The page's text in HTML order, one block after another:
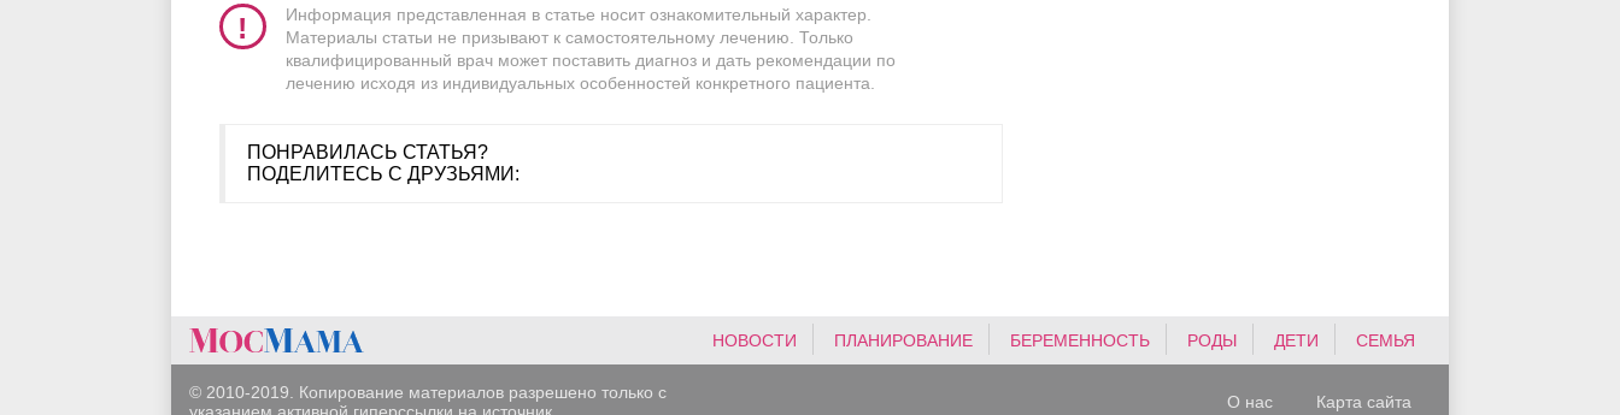
Информация представленная в статье носит ознакомительный характер.
Материалы статьи не призывают к самостоятельному лечению. Только
квалифицированный врач может поставить диагноз и дать рекомендации по
лечению исходя из индивидуальных особенностей конкретного пациента.
ПОНРАВИЛАСЬ СТАТЬЯ?
ПОДЕЛИТЕСЬ С ДРУЗЬЯМИ:
НОВОСТИ ПЛАНИРОВАНИЕ БЕРЕМЕННОСТЬ РОДЫ ДЕТИ СЕМЬЯ
© 2010-2019. Копирование материалов разрешено только с
О нас Карта сайта